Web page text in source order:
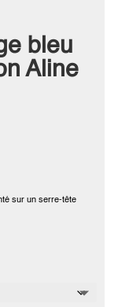
bleu
Aline
sur un serre-tête